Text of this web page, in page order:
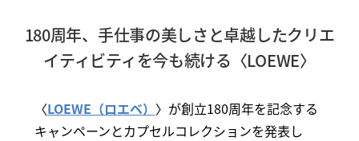
180周年、手仕事の美しさと卓越したクリエ
イティビティを今も続ける〈LOEWE〉
〈LOEWE（ロエベ） 〉が創立180周年を記念する
キャンペーンとカプセルコレクションを発表し